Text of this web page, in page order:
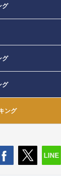
グ
グ
グ
ング